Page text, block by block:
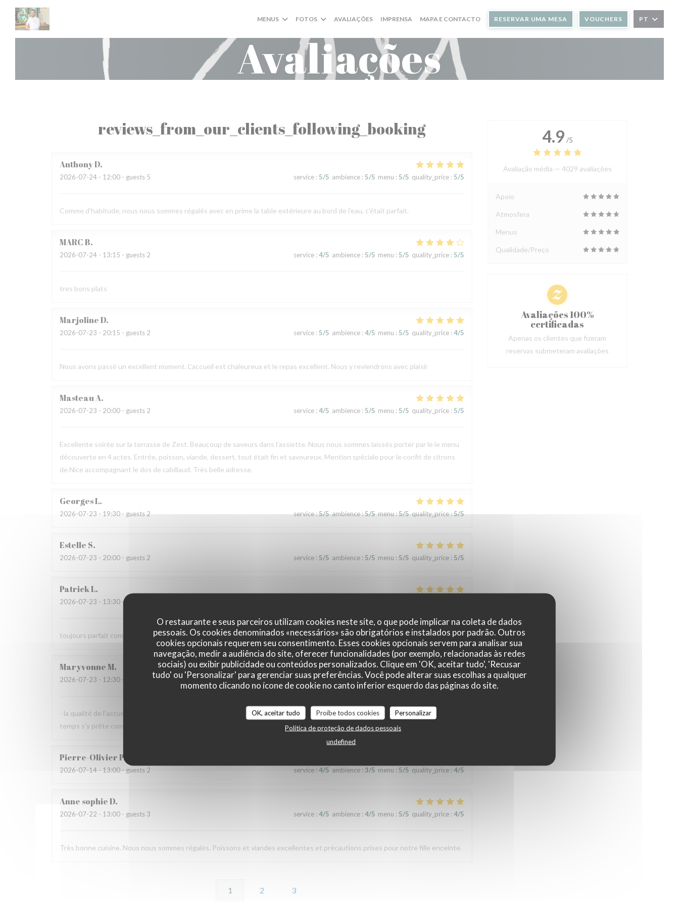
Painel de Gerenciamento de Cookies
O restaurante e seus parceiros utilizam cookies neste site, o que pode implicar na coleta de dados
pessoais. Os cookies denominados «necessários» são obrigatórios e instalados por padrão. Outros
cookies opcionais requerem seu consentimento. Esses cookies opcionais servem para analisar sua
navegação, medir a audiência do site, oferecer funcionalidades (por exemplo, relacionadas às redes
sociais) ou exibir publicidade ou conteúdos personalizados. Clique em 'OK, aceitar tudo', 'Recusar
tudo' ou 'Personalizar' para gerenciar suas preferências. Você pode alterar suas escolhas a qualquer
momento clicando no ícone de cookie no canto inferior esquerdo das páginas do site.
OK, aceitar tudo Proíbe todos cookies
Personalizar
Política de proteção de dados pessoais
undefined
MENUS FOTOS AVALIAÇÕES IMPRENSA MAPA E CONTACTO RESERVAR UMA MESA VOUCHERS PT
Avaliações
reviews_from_our_clients_following_booking
AnthonyD
2026-07-24 - 12:00 - guests 5 service: 5/5 ambience: 5/5 menu : 5/5 quality_price: 5/5
Comme d'habitude, nous nous sommes régalés avec en prime la table extérieure au bord de l'eau, c'était parfait.
MARCB
2026-07-24 - 13:15 - guests 2 service: 4/5 ambience: 5/5 menu : 5/5 quality_price: 5/5
tres bons plats
MarjolineD
2026-07-23 - 20:15 - guests 2 service: 5/5 ambience: 4/5 menu : 5/5 quality_price: 4/5
Nous avons passé un excellent moment. L'accueil est chaleureux et le repas excellent. Nous y reviendrons avec plaisir
MasteauA
2026-07-23 - 20:00 - guests 2 service: 4/5 ambience: 5/5 menu : 5/5 quality_price: 5/5
Excellente soirée sur la terrasse de Zest. Beaucoup de saveurs dans l’assiette. Nous nous sommes laissés porter par le le menu
découverte en 4 actes. Entrée, poisson, viande, dessert, tout était fin et savoureux. Mention spéciale pour le confit de citrons
de Nice accompagnant le dos de cabillaud. Très belle adresse.
GeorgesL
2026-07-23 - 19:30 - guests 2 service:5/5 ambience:5/5 menu : 5/5 quality_price:5/5
Estelle S
2026-07-23 - 20:00 - guests 2 service: 5/5 ambience: 5/5 menu : 5/5 quality_price: 5/5
PatrickL
2026-07-23 - 13:30 - guests 2
toujours parfait comme d'habitude
Maryvonne M
2026-07-23 - 12:30 - guests 2 service:5/5 ambience: 4/5 menu:5/5 quality_price: 4/5
- la qualité de l'accueil et de la cuisine sont à recommander. De plus, la terrasse près de la Vilaine est très agréable, lorsque le
temps s'y prête comme aujourd'hui.
Pierre-OlivierP
2026-07-14 - 13:00 - guests 2 service: 4/5 ambience: 3/5 menu : 5/5 quality_price: 4/5
Anne sophieD
2026-07-22 - 13:00 - guests 3 service: 4/5 ambience: 4/5 menu : 5/5 quality_price: 4/5
Très bonne cuisine. Nous nous sommes régalés. Poissons et viandes excellentes et précautions prises pour notre fille enceinte.
1 2 3
4.9 /5
Avaliação média — 4029 avaliações
Apoio
Atmosfera
Menus
Qualidade/Preço
Avaliações 100%
certificadas
Apenas os clientes que fizeram
reservas submeteram avaliações